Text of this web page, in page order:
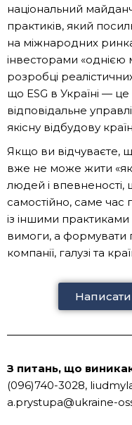
національний
практиків, який
на міжнародних
інвесторами
розробці
що ESG в Україні —
відповідальне
якісну відбудову
Якщо ви відчуваєте,
вже не може жити «як
людей і впевненості,
самостійно, саме час
із іншими
вимоги, а формувати
компанії, галузі та
З питань, що
(096)740-3028,
a.prystupa@ukraine-